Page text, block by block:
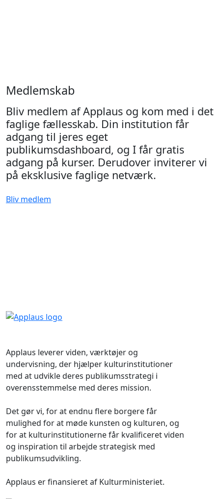
Medlemskab
Bliv medlem af Applaus og kom med i det
faglige fællesskab. Din institution får
adgang til jeres eget
publikumsdashboard, og I får gratis
adgang på kurser. Derudover inviterer vi
på eksklusive faglige netværk.
Bliv medlem
Applaus leverer viden, værktøjer og
undervisning, der hjælper kulturinstitutioner
med at udvikle deres publikumsstrategi i
overensstemmelse med deres mission.
Det gør vi, for at endnu flere borgere får
mulighed for at møde kunsten og kulturen, og
for at kulturinstitutionerne får kvalificeret viden
og inspiration til arbejde strategisk med
publikumsudvikling.
Applaus er finansieret af Kulturministeriet.